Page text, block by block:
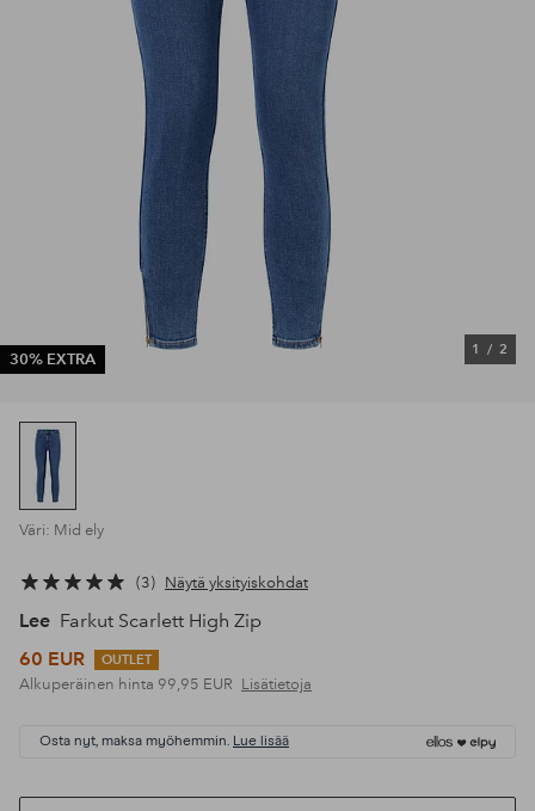
30% EXTRA
1 / 2
Väri: Mid ely
3 Näytä yksityiskohdat
Lee Farkut Scarlett High Zip
60 EUR
OUTLET
Alkuperäinen hinta 99,95 EUR Lisätietoja
Osta nyt, maksa myöhemmin. Lue lisää